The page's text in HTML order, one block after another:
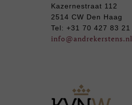
Kazernestraat 112
2514 CW Den Haag
Tel: +31 70 427 83 21
info@andrekerstens.nl